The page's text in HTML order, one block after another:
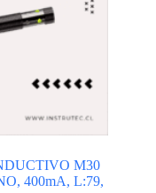
M30
400mA, L:79,